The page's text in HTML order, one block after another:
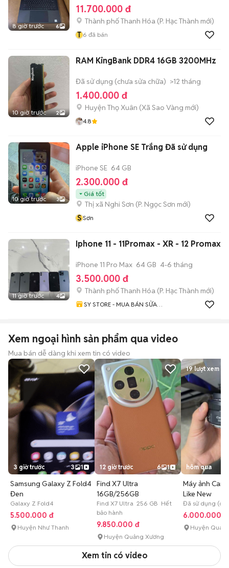
8 giờ trước 6
11.700.000 đ
Thành phố Thanh Hóa (P. Hạc Thành mới)
T 6 đã bán
10 giờ trước 2
RAM KingBank DDR4 16GB 3200MHz
Đã sử dụng (chưa sửa chữa) >12 tháng
1.400.000 đ
Huyện Thọ Xuân (Xã Sao Vàng mới)
4.8
10 giờ trước 3
Apple iPhone SE Trắng Đã sử dụng
iPhone SE 64 GB
2.300.000 đ
Giá tốt
Thị xã Nghi Sơn (P. Ngọc Sơn mới)
S Sơn
11 giờ trước 4
Iphone 11 - 11Promax - XR - 12 Promax
iPhone 11 Pro Max 64 GB 4-6 tháng
3.500.000 đ
Thành phố Thanh Hóa (P. Hạc Thành mới)
SY STORE - MUA BÁN SỬA
Xem ngoại hình sản phẩm qua video
Mua bán dễ dàng khi xem tin có video
3 giờ trước 3 1
Samsung Galaxy Z Fold4
Đen
Galaxy Z Fold4
5.500.000 đ
Huyện Như Thanh
12 giờ trước 6 1
Find X7 Ultra
16GB/256GB
Find X7 Ultra 256 GB Hết
bảo hành
9.850.000 đ
Huyện Quảng Xương
19 lượt xem
hôm qua
Máy ảnh
Like New
Đã sử dụng
6.000.000 đ
Huyện Quan
Xem tin có video